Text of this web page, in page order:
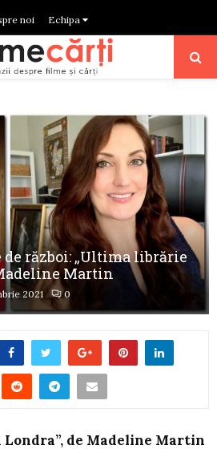
noi Echipa
război: „Ultima librărie
Martin
2021 0
de Madeline Martin